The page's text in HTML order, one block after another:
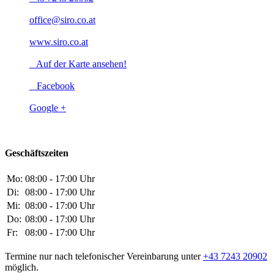
office@siro.co.at
www.siro.co.at
Auf der Karte ansehen!
Facebook
Google +
Geschäftszeiten
Mo: 08:00 - 17:00 Uhr
Di:
08:00 - 17:00 Uhr
Mi: 08:00 - 17:00 Uhr
Do: 08:00 - 17:00 Uhr
Fr:
08:00 - 17:00 Uhr
Termine nur nach telefonischer Vereinbarung unter+43 7243 20902
möglich.